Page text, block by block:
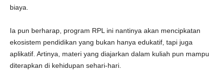
biaya.
Ia pun berharap, program RPL ini nantinya akan mencipkatan
ekosistem pendidikan yang bukan hanya edukatif, tapi juga
aplikatif. Artinya, materi yang diajarkan dalam kuliah pun mampu
diterapkan di kehidupan sehari-hari.